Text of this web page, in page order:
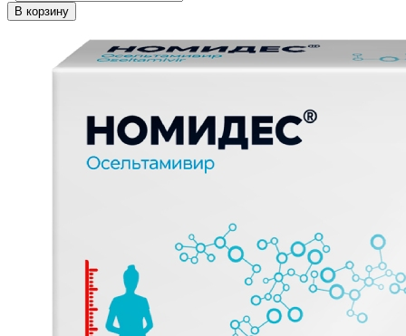
В корзину